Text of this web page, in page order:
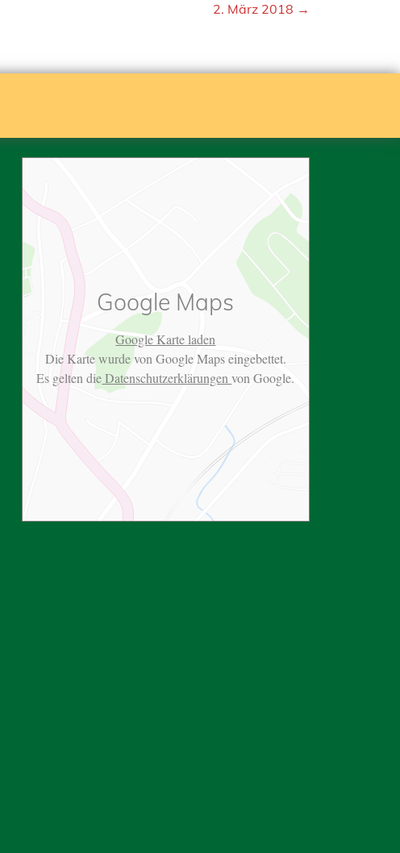
2. März 2018 →
Google Maps
Google Karte laden
Die Karte wurde von Google Maps eingebettet.
Es gelten dieDatenschutzerklärungenvon Google.